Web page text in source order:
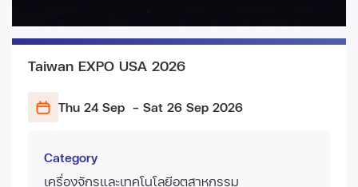
Taiwan EXPO USA 2026
Thu 24 Sep - Sat 26 Sep 2026
Category
เครื่องจักรและเทคโนโลยีอุตสาหกรรม